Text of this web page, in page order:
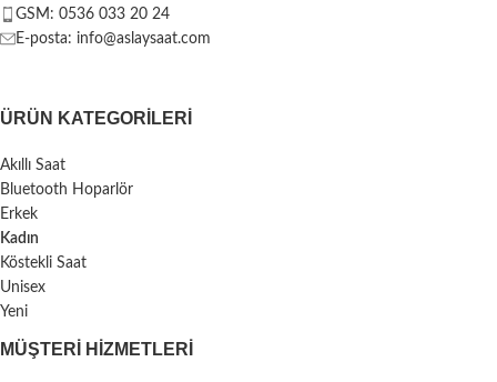
GSM: 0536 033 20 24
E-posta: info@aslaysaat.com
ÜRÜN KATEGORILERI
Akıllı Saat
Bluetooth Hoparlör
Erkek
Kadın
Köstekli Saat
Unisex
Yeni
MÜŞTERI HIZMETLERI